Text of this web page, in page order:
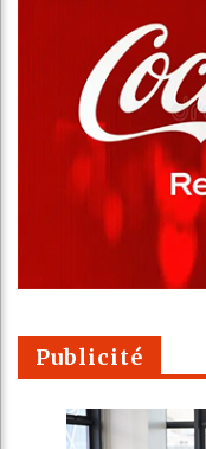
Publicité